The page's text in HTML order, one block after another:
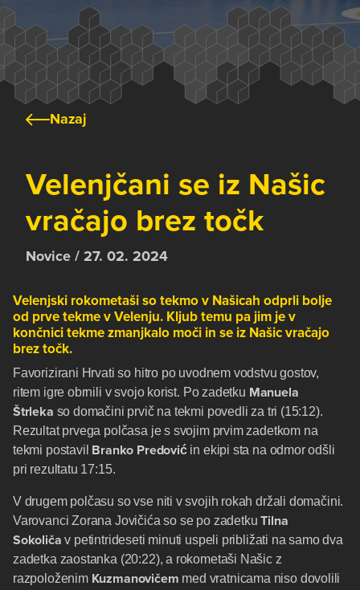
Nazaj
Velenjčani se iz Našic
vračajo brez točk
Novice / 27. 02. 2024
Velenjski rokometaši so tekmo v Našicah odprli bolje
od prve tekme v Velenju. Kljub temu pa jim je v
končnici tekme zmanjkalo moči in se iz Našic vračajo
brez točk.
Favorizirani Hrvati so hitro po uvodnem vodstvu gostov,
ritem igre obrnili v svojo korist. Po zadetku Manuela
Štrleka so domačini prvič na tekmi povedli za tri (15:12).
Rezultat prvega polčasa je s svojim prvim zadetkom na
tekmi postavil Branko Predovićin ekipi sta na odmor odšli
pri rezultatu 17:15.
V drugem polčasu so vse niti v svojih rokah držali domačini.
Varovanci Zorana Jovičića so se po zadetkuTilna
Sokoliča v petintrideseti minuti uspeli približati na samo dva
zadetka zaostanka (20:22), a rokometaši Našic z
razpoloženim Kuzmanovičem med vratnicama niso dovolili